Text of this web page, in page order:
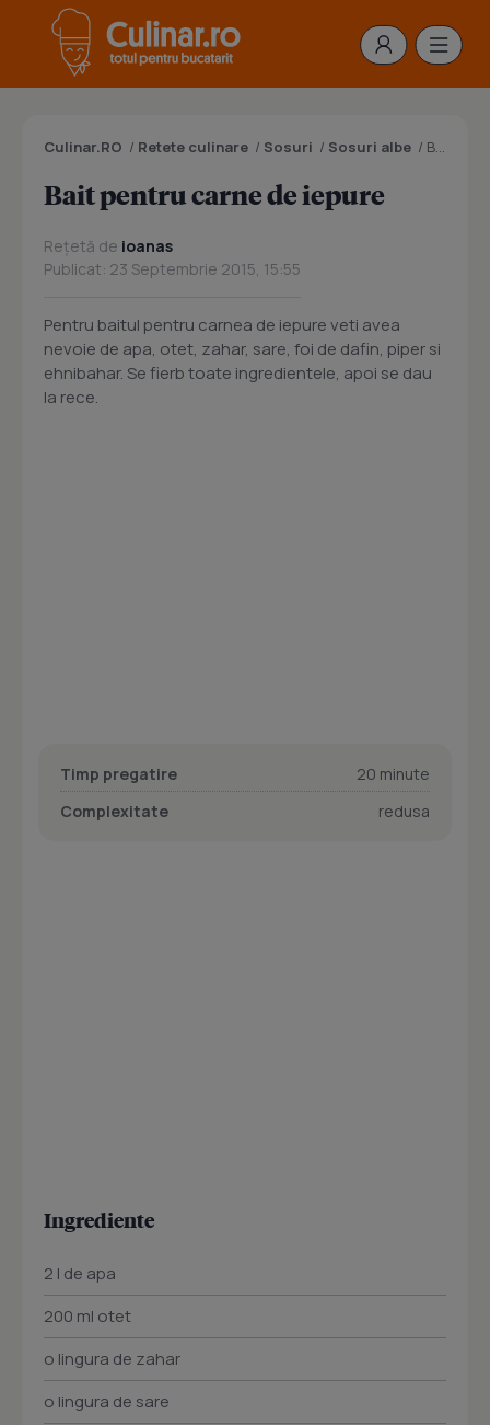
Culinar.RO / Retete culinare / Sosuri / Sosuri albe / Bait pentru carne de iepure
Bait pentru carne de iepure
Rețetă de ioanas
Publicat: 23 Septembrie 2015, 15:55
Pentru baitul pentru carnea de iepure veti avea
nevoie de apa, otet, zahar, sare, foi de dafin, piper si
ehnibahar. Se fierb toate ingredientele, apoi se dau
la rece.
Timp pregatire
20 minute
Complexitate
redusa
Ingrediente
2 l de apa
200 ml otet
o lingura de zahar
o lingura de sare